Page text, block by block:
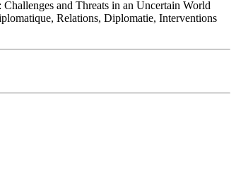
and Threats in an Uncertain World
Relations, Diplomatie, Interventions